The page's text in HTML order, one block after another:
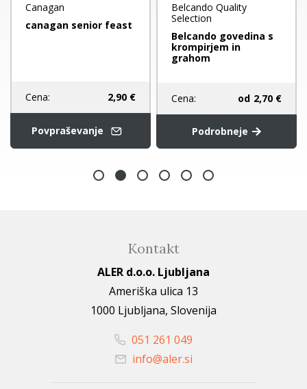
Canagan
canagan senior feast
Cena: 2,90 €
Povpraševanje
Belcando Quality
Selection
Belcando govedina s
krompirjem in
grahom
Cena: od 2,70 €
Podrobneje
Kontakt
ALER d.o.o. Ljubljana
Ameriška ulica 13
1000 Ljubljana, Slovenija
051 261 049
info@aler.si